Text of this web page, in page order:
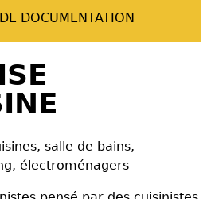
DOCUMENTATION
salle de bains,
électroménagers